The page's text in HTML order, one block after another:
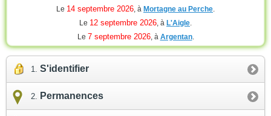
Le 14 septembre 2026, à Mortagne au Perche.
Le 12 septembre 2026, à L'Aigle.
Le 7 septembre 2026, à Argentan.
S'identifier
Permanences